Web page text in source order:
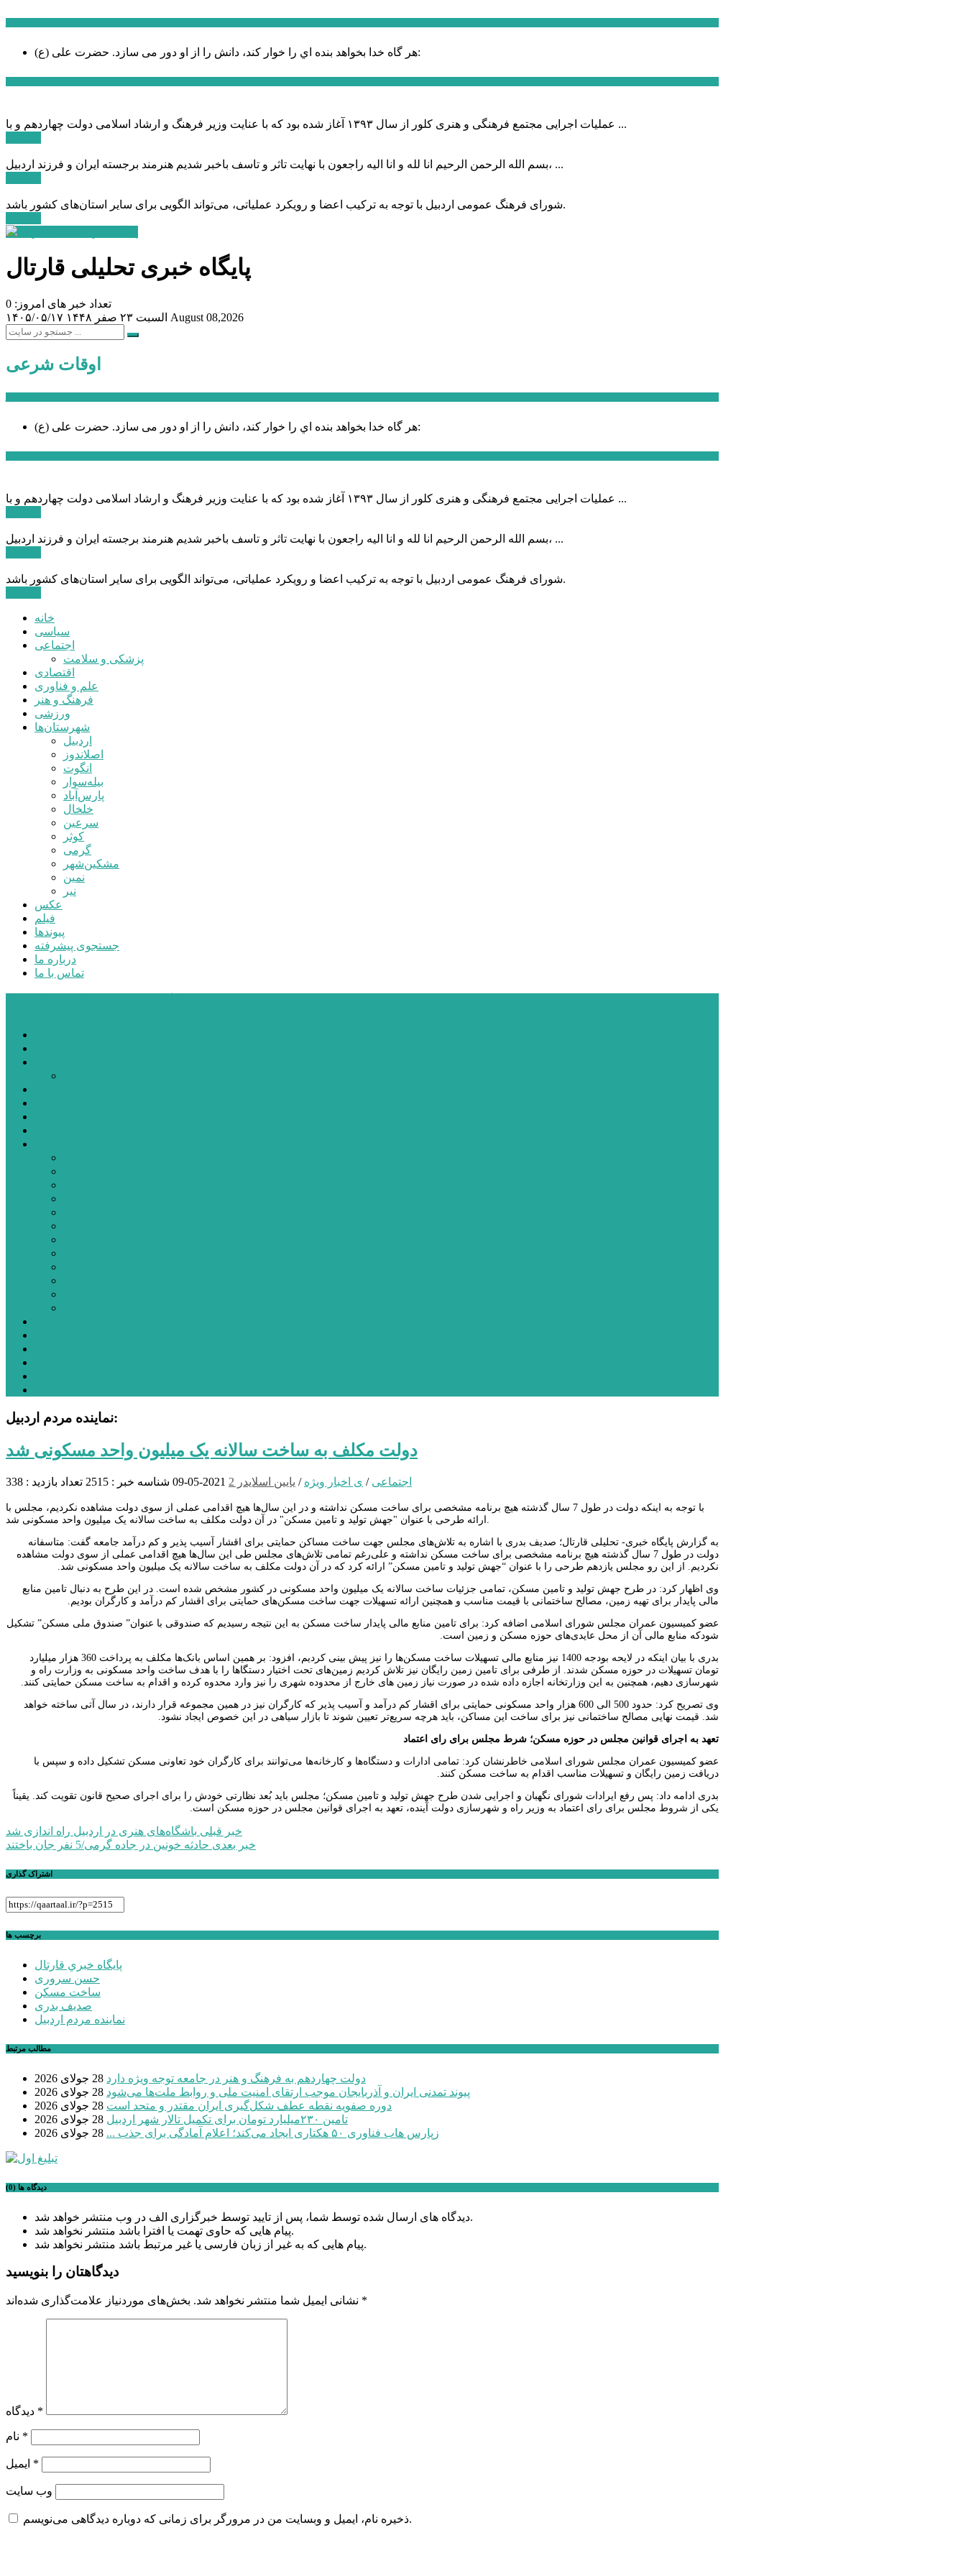
هر گاه خدا بخواهد بنده اي را خوار كند، دانش را از او دور می سازد.حضرت علی (ع):
عملیات اجرایی مجتمع فرهنگی و هنری کلور از سال ۱۳۹۳ آغاز شده بود که با عنایت وزیر فرهنگ و ارشاد اسلامی دولت چهاردهم و با ...
بسم الله الرحمن الرحیم انا لله و انا الیه راجعون با نهایت تاثر و تاسف باخبر شدیم هنرمند برجسته ایران و فرزند اردبیل، ...
شورای فرهنگ عمومی اردبیل با توجه به ترکیب اعضا و رویکرد عملیاتی، می‌تواند الگویی برای سایر استان‌های کشور باشد.
پایگاه خبری تحلیلی قارتال
تعداد خبر های امروز: 0
۱۴۰۵/۰۵/۱۷
السبت ۲۳ صفر ۱۴۴۸ August 08,2026
اوقات شرعی
هر گاه خدا بخواهد بنده اي را خوار كند، دانش را از او دور می سازد.حضرت علی (ع):
عملیات اجرایی مجتمع فرهنگی و هنری کلور از سال ۱۳۹۳ آغاز شده بود که با عنایت وزیر فرهنگ و ارشاد اسلامی دولت چهاردهم و با ...
بسم الله الرحمن الرحیم انا لله و انا الیه راجعون با نهایت تاثر و تاسف باخبر شدیم هنرمند برجسته ایران و فرزند اردبیل، ...
شورای فرهنگ عمومی اردبیل با توجه به ترکیب اعضا و رویکرد عملیاتی، می‌تواند الگویی برای سایر استان‌های کشور باشد.
خانه
سیاسی
اجتماعی
پزشکی و سلامت
اقتصادی
علم و فناوری
فرهنگ و هنر
ورزشی
شهرستان‌ها
اردبیل
اصلاندوز
انگوت
بیله‌سوار
پارس‌آباد
خلخال
سرعین
کوثر
گرمی
مشکین‌شهر
نمین
نیر
عکس
فیلم
پیوندها
جستجوی پیشرفته
درباره ما
تماس با ما
نماینده مردم اردبیل:
دولت مکلف به ساخت سالانه یک میلیون واحد مسکونی شد
اجتماعی / ی اخبار ویژه / یایین اسلایدر 2 2021-05-09 شناسه خبر : 2515 تعداد بازدید : 338
با توجه به اینکه دولت در طول 7 سال گذشته هیچ برنامه مشخصی برای ساخت مسکن نداشته و در این ‌سال‌ها هیچ اقدامی عملی از سوی دولت مشاهده نکردیم، مجلس با
به گزارش پایگاه خبری- تحلیلی قارتال؛ صدیف بدری با اشاره به تلاش‌های مجلس جهت ساخت مساکن حمایتی برای اقشار آسیب پذیر و کم درآمد جامعه گفت: متاسفانه
دولت در طول 7 سال گذشته هیچ برنامه مشخصی برای ساخت مسکن نداشته و علی‌رغم تمامی تلاش‌های مجلس طی این ‌سال‌ها هیچ اقدامی عملی از سوی دولت مشاهده
نکردیم. از این رو مجلس یازدهم طرحی را با عنوان “جهش تولید و تامین مسکن” ارائه کرد که در آن دولت مکلف به ساخت سالانه یک میلیون واحد مسکونی شد.
وی اظهار کرد: در طرح جهش تولید و تامین مسکن، تمامی جزئیات ساخت سالانه یک میلیون واحد مسکونی در کشور مشخص شده است. در این طرح به دنبال تامین منابع
مالی پایدار برای تهیه زمین، مصالح ساختمانی با قیمت مناسب و همچنین ارائه تسهیلات جهت ساخت مسکن‌های حمایتی برای اقشار کم درآمد و کارگران بودیم.
عضو کمیسیون عمران مجلس شورای اسلامی اضافه کرد: برای تامین منابع مالی پایدار ساخت مسکن به این نتیجه رسیدیم که صندوقی با عنوان” صندوق ملی مسکن” تشکیل
شودکه منابع مالی آن از محل عایدی‌های حوزه مسکن و زمین است.
بدری با بیان اینکه در لایحه بودجه 1400 نیز منابع مالی تسهیلات ساخت مسکن‌ها را نیز پیش بینی کردیم، افزود: بر همین اساس بانک‌ها مکلف به پرداخت 360 هزار میلیارد
تومان تسهیلات در حوزه مسکن شدند. از طرفی برای تامین زمین رایگان نیز تلاش کردیم زمین‌‎های تحت اختیار دستگا‌ها را با هدف ساخت واحد مسکونی به وزارت راه و
شهرسازی دهیم، همچنین به این وزارتخانه اجازه داده شده در صورت نیاز زمین های خارج از محدوده شهری را نیز وارد محدوه کرده و اقدام به ساخت مسکن حمایتی کنند.
وی تصریح کرد: حدود 500 الی 600 هزار واحد مسکونی حمایتی برای اقشار کم درآمد و آسیب پذیر که کارگران نیز در همین مجموعه قرار دارند، در سال آتی ساخته خواهد
شد. قیمت نهایی مصالح ساختمانی نیز برای ساخت این مساکن، باید هرچه سریع‌تر تعیین شوند تا بازار سیاهی در این خصوص ایجاد نشود.
تعهد به اجرای قوانین مجلس در حوزه مسکن؛ شرط مجلس برای رای اعتماد
عضو کمیسیون عمران مجلس شورای اسلامی خاطرنشان کرد: تمامی ادارات و دستگاه‌ها و کارخانه‌ها می‌توانند برای کارگران خود تعاونی مسکن تشکیل داده و سپس با
دریافت زمین رایگان و تسهیلات مناسب اقدام به ساخت مسکن کنند.
بدری ادامه داد: پس رفع ایرادات شورای نگهبان و اجرایی شدن طرح جهش تولید و تامین مسکن؛ مجلس باید بُعد نظارتی خودش را برای اجرای صحیح قانون تقویت کند. یقیناً
یکی از شروط‌ مجلس برای رای اعتماد به وزیر راه و شهرسازی دولت آینده، تعهد به اجرای قوانین مجلس در حوزه مسکن است.
راهبری
نوشته
خبر قبلی باشگاه‌های هنری در اردبیل راه اندازی شد
خبر بعدی حادثه خونین در جاده گرمی/5 نفر جان باختند
اشتراک گذاری
برچسب ها
پايگاه خبري قارتال
حسن سروری
ساخت مسکن
صدیف بدری
نماینده مردم اردبیل
مطالب مرتبط
دولت چهاردهم به فرهنگ و هنر در جامعه توجه ویژه دارد 28 جولای 2026
پیوند تمدنی ایران و آذربایجان موجب ارتقای امنیت ملی و روابط ملت‌ها می‌شود 28 جولای 2026
دوره صفویه نقطه عطف شکل‌گیری ایران مقتدر و متحد است 28 جولای 2026
تامین ۲۳۰میلیارد تومان برای تکمیل تالار شهر اردبیل
28 جولای 2026
زپارس هاب فناوری ۵۰ هکتاری ایجاد می‌کند؛ اعلام آمادگی برای جذب ...
28 جولای 2026
دیدگاه ها (0)
دیدگاه های ارسال شده توسط شما، پس از تایید توسط خبرگزاری الف در وب منتشر خواهد شد.
پیام هایی که حاوی تهمت یا افترا باشد منتشر نخواهد شد.
پیام هایی که به غیر از زبان فارسی یا غیر مرتبط باشد منتشر نخواهد شد.
دیدگاهتان را بنویسید
نشانی ایمیل شما منتشر نخواهد شد. *
*
*
*
وب‌ سایت
ذخیره نام، ایمیل و وبسایت من در مرورگر برای زمانی که دوباره دیدگاهی می‌نویسم.